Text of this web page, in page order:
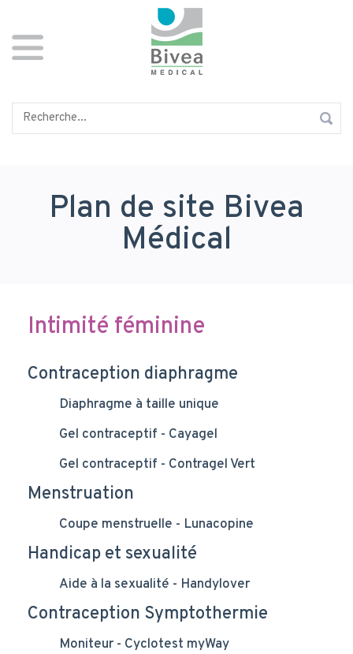
contenu
principal
Plan de site Bivea
Médical
Intimité féminine
Contraception diaphragme
Diaphragme à taille unique
Gel contraceptif - Cayagel
Gel contraceptif - Contragel Vert
Menstruation
Coupe menstruelle - Lunacopine
Handicap et sexualité
Aide à la sexualité - Handylover
Contraception Symptothermie
Moniteur - Cyclotest myWay
Panneau de gestion des cookies